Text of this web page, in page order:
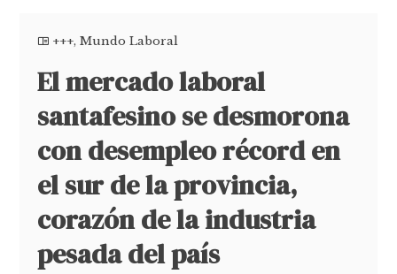
+++,Mundo Laboral
El mercado laboral
santafesino se desmorona
con desempleo récord en
el sur de la provincia,
corazón de la industria
pesada del país